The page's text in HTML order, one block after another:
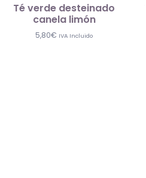
Té verde desteinado
canela limón
5,80€ IVA Incluido